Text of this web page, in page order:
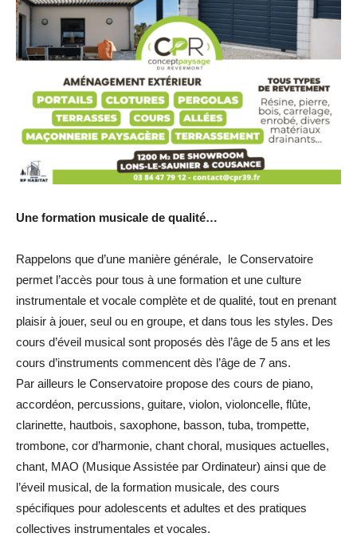
Une formation musicale de qualité…
Rappelons que d’une manière générale, le Conservatoire
permet l’accès pour tous à une formation et une culture
instrumentale et vocale complète et de qualité, tout en prenant
plaisir à jouer, seul ou en groupe, et dans tous les styles. Des
cours d’éveil musical sont proposés dès l’âge de 5 ans et les
cours d’instruments commencent dès l’âge de 7 ans.
Par ailleurs le Conservatoire propose des cours de piano,
accordéon, percussions, guitare, violon, violoncelle, flûte,
clarinette, hautbois, saxophone, basson, tuba, trompette,
trombone, cor d’harmonie, chant choral, musiques actuelles,
chant, MAO (Musique Assistée par Ordinateur) ainsi que de
l’éveil musical, de la formation musicale, des cours
spécifiques pour adolescents et adultes et des pratiques
collectives instrumentales et vocales.